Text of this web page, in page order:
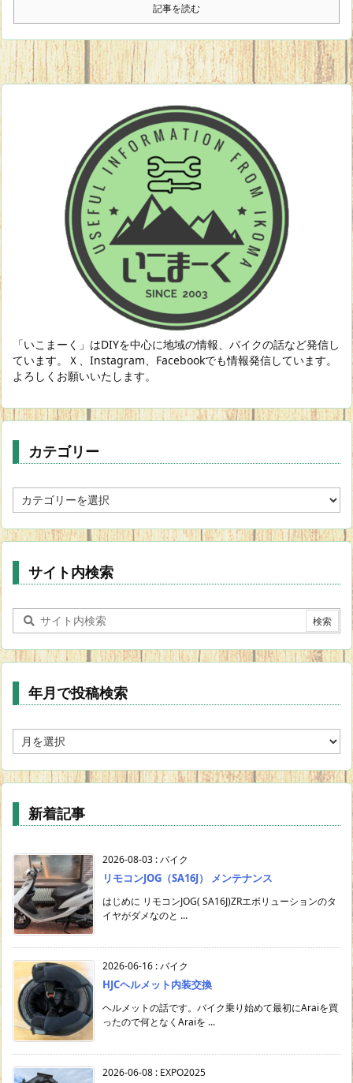
記事を読む
「いこまーく」はDIYを中心に地域の情報、バイクの話など発信し
ています。Ｘ、Instagram、Facebookでも情報発信しています。
よろしくお願いいたします。
カテゴリー
テ
ゴ
リ
ー
サイト内検索
年月で投稿検索
月
で
投
稿
索
新着記事
2026-08-03 :バイク
リモコンJOG（SA16J） メンテナンス
はじめに リモコンJOG( SA16J)ZRエボリューションのタ
イヤがダメなのと ...
2026-06-16 :バイク
HJCヘルメット内装交換
ヘルメットの話です。バイク乗り始めて最初にAraiを買
ったので何となくAraiを ...
2026-06-08 : EXPO2025